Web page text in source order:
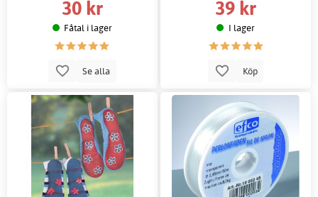
30 kr
Fåtal i lager
Se alla
39 kr
I lager
Köp